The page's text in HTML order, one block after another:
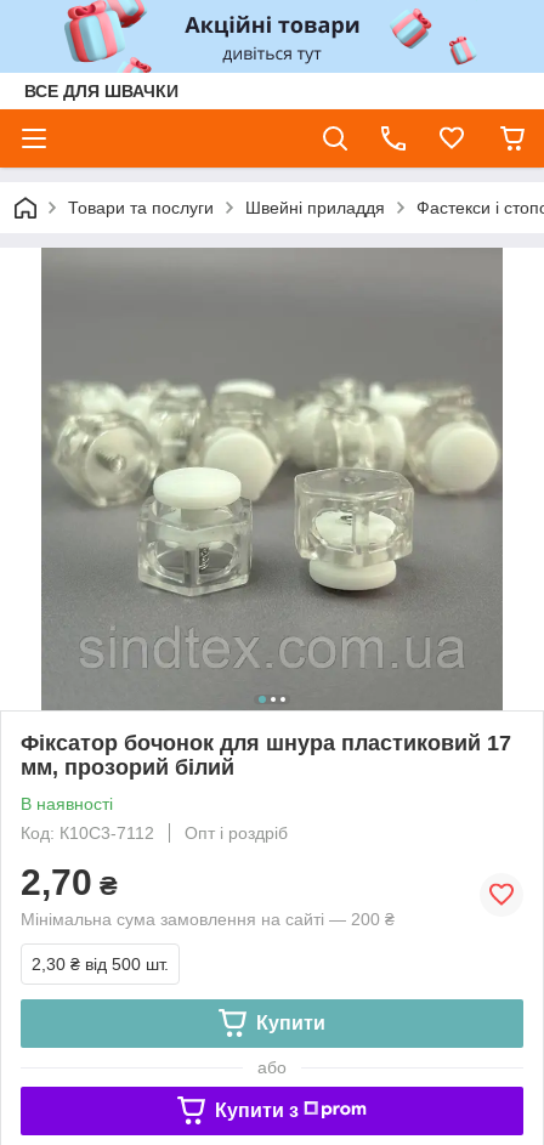
ВСЕ ДЛЯ ШВАЧКИ
Товари та послуги Швейні приладдя Фастекси і
Фіксатор бочонок для шнура пластиковий 17
мм, прозорий білий
В наявності
Код: К10С3-7112
Опт і роздріб
2,70 ₴
Мінімальна сума замовлення на сайті — 200 ₴
2,30 ₴ від 500 шт.
Купити
або
Купити з